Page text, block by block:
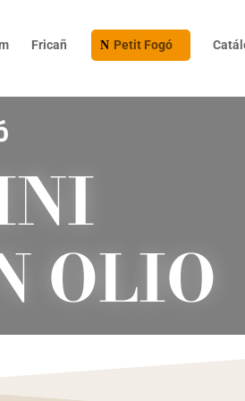
Fricañ Petit Fogó
OLIO